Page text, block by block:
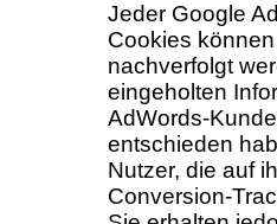
Jeder Google
Cookies
nachverfolgt
eingeholten
AdWords-
entschieden
Nutzer, die auf
Conversion-